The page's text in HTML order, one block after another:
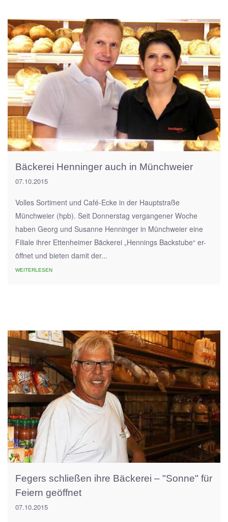
Bäckerei Henninger auch in Münchweier
07.10.2015
Volles Sortiment und Café-Ecke in der Hauptstraße
Münchweier (hpb). Seit Donnerstag vergangener Woche
haben Georg und Susanne Henninger in Münchweier eine
Filiale ihrer Ettenheimer Bäckerei „Hennings Backstube“ er-
öffnet und bieten damit der...
WEITERLESEN
Fegers schließen ihre Bäckerei – "Sonne" für
Feiern geöffnet
07.10.2015